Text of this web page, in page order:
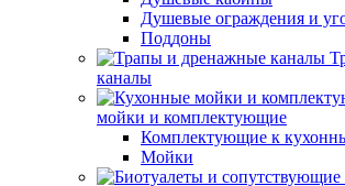
Душевые ограждения и
Поддоны
каналы
мойки и комплектующие
Комплектующие к
Мойки